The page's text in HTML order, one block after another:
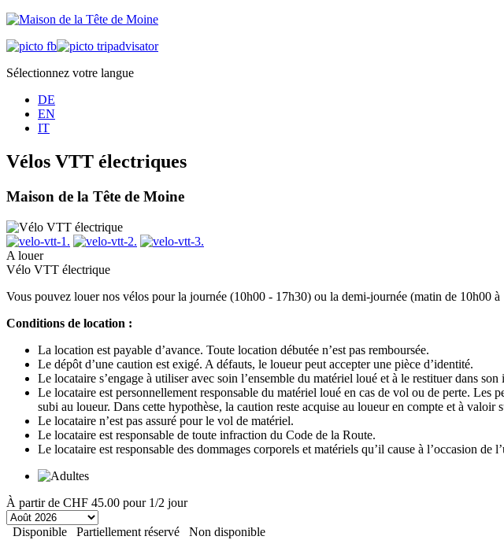
Sélectionnez votre langue
DE
EN
IT
Vélos VTT électriques
Maison de la Tête de Moine
A louer
Vélo VTT électrique
Vous pouvez louer nos vélos pour la journée (10h00 - 17h30) ou la demi-journée (matin de 10h00
Conditions de location :
La location est payable d’avance. Toute location débutée n’est pas remboursée.
Le dépôt d’une caution est exigé. A défauts, le loueur peut accepter une pièce d’identité.
Le locataire s’engage à utiliser avec soin l’ensemble du matériel loué et à le restituer dans
Le locataire est personnellement responsable du matériel loué en cas de vol ou de perte. Les
subi au loueur. Dans cette hypothèse, la caution reste acquise au loueur en compte et à valoir
Le locataire n’est pas assuré pour le vol de matériel.
Le locataire est responsable de toute infraction du Code de la Route.
Le locataire est responsable des dommages corporels et matériels qu’il cause à l’occasion
À partir de CHF 45.00 pour 1/2 jour
Disponible Partiellement réservé
Non disponible